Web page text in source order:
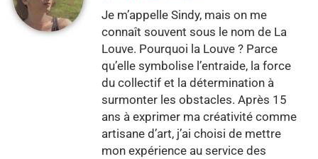
Je m’appelle Sindy, mais on me
connaît souvent sous le nom de La
Louve. Pourquoi la Louve ? Parce
qu’elle symbolise l’entraide, la force
du collectif et la détermination à
surmonter les obstacles. Après 15
ans à exprimer ma créativité comme
artisane d’art, j’ai choisi de mettre
mon expérience au service des